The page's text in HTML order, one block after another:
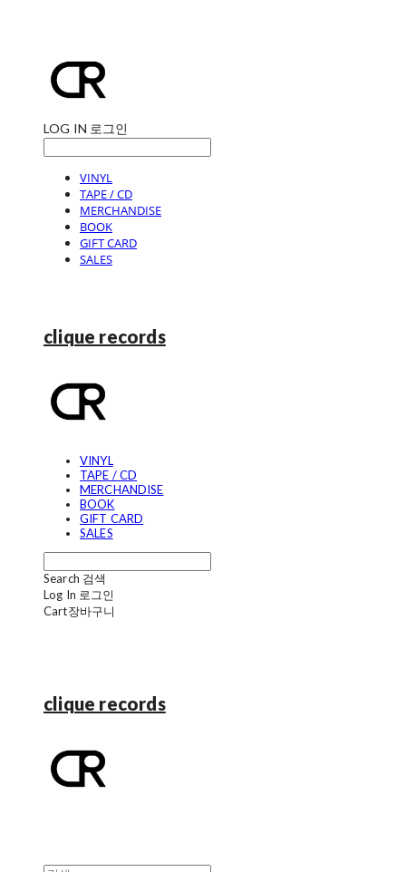
LOG IN 로그인
VINYL
TAPE / CD
MERCHANDISE
BOOK
GIFT CARD
SALES
clique records
VINYL
TAPE / CD
MERCHANDISE
BOOK
GIFT CARD
SALES
Search 검색
Log In 로그인
Cart장바구니
clique records